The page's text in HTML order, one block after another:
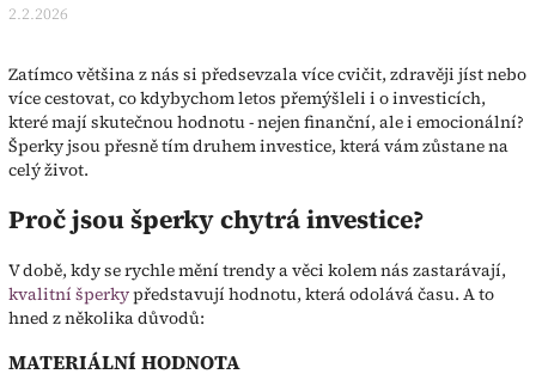
2.2.2026
Zatímco většina z nás si předsevzala více cvičit, zdravěji jíst nebo
více cestovat, co kdybychom letos přemýšleli i o investicích,
které mají skutečnou hodnotu - nejen finanční, ale i emocionální?
Šperky jsou přesně tím druhem investice, která vám zůstane na
celý život.
Proč jsou šperky chytrá investice?
V době, kdy se rychle mění trendy a věci kolem nás zastarávají,
kvalitní šperkypředstavují hodnotu, která odolává času. A to
hned z několika důvodů:
MATERIÁLNÍ HODNOTA